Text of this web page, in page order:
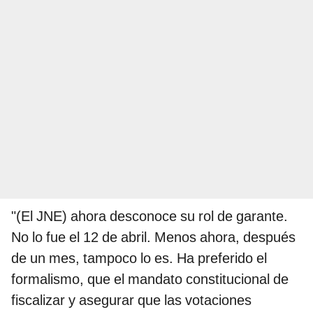
"(El JNE) ahora desconoce su rol de garante.
No lo fue el 12 de abril. Menos ahora, después
de un mes, tampoco lo es. Ha preferido el
formalismo, que el mandato constitucional de
fiscalizar y asegurar que las votaciones